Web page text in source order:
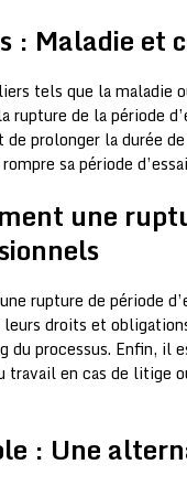
: Maladie et
tels que la maladie
rupture de la période
de prolonger la durée
sa période
une
rupture de période
leurs droits et
du processus. Enfin, il
travail en cas de litige
: Une